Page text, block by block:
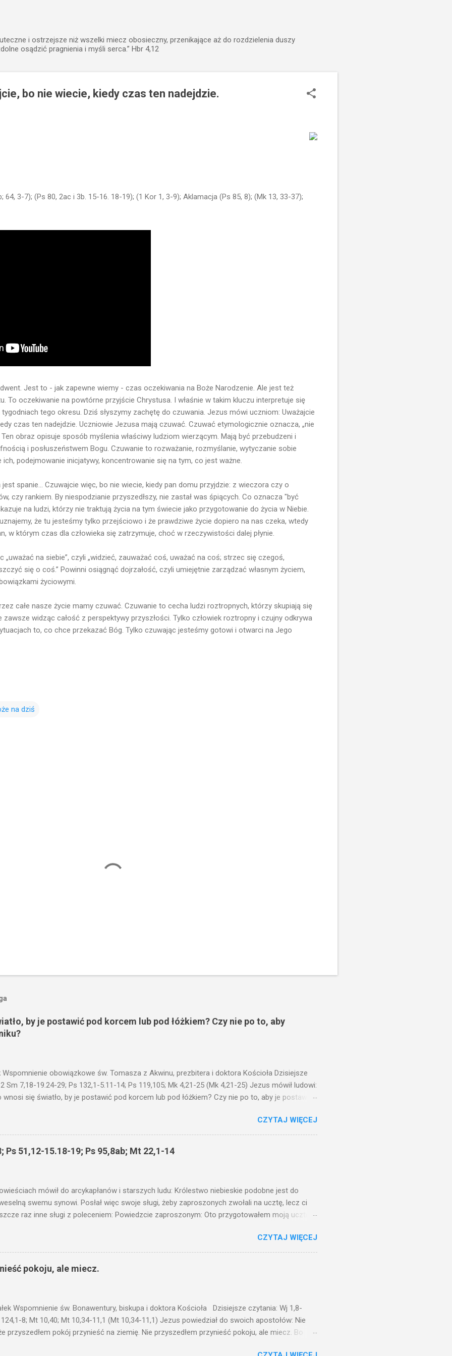
i ostrzejsze niż wszelki miecz obosieczny, przenikające aż do rozdzielenia duszy
osądzić pragnienia i myśli serca.” Hbr 4,12
bo nie wiecie, kiedy czas ten nadejdzie.
64, 3-7); (Ps 80, 2ac i 3b. 15-16. 18-19); (1 Kor 1, 3-9); Aklamacja (Ps 85, 8); (Mk 13, 33-37);
Jest to - jak zapewne wiemy - czas oczekiwania na Boże Narodzenie. Ale jest też
To oczekiwanie na powtórne przyjście Chrystusa. I właśnie w takim kluczu interpretuje się
tego okresu. Dziś słyszymy zachętę do czuwania. Jezus mówi uczniom: Uważajcie
czas ten nadejdzie. Uczniowie Jezusa mają czuwać. Czuwać etymologicznie oznacza, „nie
obraz opisuje sposób myślenia właściwy ludziom wierzącym. Mają być przebudzeni i
i posłuszeństwem Bogu. Czuwanie to rozważanie, rozmyślanie, wytyczanie sobie
podejmowanie inicjatywy, koncentrowanie się na tym, co jest ważne.
spanie... Czuwajcie więc, bo nie wiecie, kiedy pan domu przyjdzie: z wieczora czy o
czy rankiem. By niespodzianie przyszedłszy, nie zastał was śpiących. Co oznacza "być
na ludzi, którzy nie traktują życia na tym świecie jako przygotowanie do życia w Niebie.
że tu jesteśmy tylko przejściowo i że prawdziwe życie dopiero na nas czeka, wtedy
w którym czas dla człowieka się zatrzymuje, choć w rzeczywistości dalej płynie.
„uważać na siebie”, czyli „widzieć, zauważać coś, uważać na coś; strzec się czegoś,
się o coś.” Powinni osiągnąć dojrzałość, czyli umiejętnie zarządzać własnym życiem,
życiowymi.
całe nasze życie mamy czuwać. Czuwanie to cecha ludzi roztropnych, którzy skupiają się
widząc całość z perspektywy przyszłości. Tylko człowiek roztropny i czujny odkrywa
to, co chce przekazać Bóg. Tylko czuwając jesteśmy gotowi i otwarci na Jego
na dziś
by je postawić pod korcem lub pod łóżkiem? Czy nie po to, aby
Wspomnienie obowiązkowe św. Tomasza z Akwinu, prezbitera i doktora Kościoła Dzisiejsze
Sm 7,18-19.24-29; Ps 132,1-5.11-14; Ps 119,105; Mk 4,21-25 (Mk 4,21-25) Jezus mówił ludowi:
wnosi się światło, by je postawić pod korcem lub pod łóżkiem? Czy nie po to, aby je postawić
I mówił im: Uważajcie na to, czego słuchacie. Taką samą miarą, jaką wy mierzycie,
i jeszcze wam dołożą. Bo kto ma, temu będzie dane; a kto nie ma, pozbawią go i tego, co
fragmencie z Ewangelii Jezus kontynuuje przypowieści.... Czy po to wnosi się światło,
pod korcem lub pod łóżkiem? Czy nie po to, aby je postawić na świeczniku? Nie ma
CZYTAJ WIĘCEJ
Ps 51,12-15.18-19; Ps 95,8ab; Mt 22,1-14
mówił do arcykapłanów i starszych ludu: Królestwo niebieskie podobne jest do
swemu synowi. Posłał więc swoje sługi, żeby zaproszonych zwołali na ucztę, lecz ci
raz inne sługi z poleceniem: Powiedzcie zaproszonym: Oto przygotowałem moją ucztę:
a inni pochwycili jego sługi i znieważywszy [ich], pozabijali. Na to król uniósł się
i kazał wytracić owych zabójców, a miasto ich spalić. Wtedy rzekł swoim sługom: Uczta
nie byli jej godni. Idźcie więc na rozstajne drogi i zaproście na ucztę wszystkich,
wyszli na drogi i sprowadzili wszystkich, których napotkali: złych i dobrych. I sala zapełniła się
się pr...
CZYTAJ WIĘCEJ
pokoju, ale miecz.
Wspomnienie św. Bonawentury, biskupa i doktora Kościoła Dzisiejsze czytania: Wj 1,8-
124,1-8; Mt 10,40; Mt 10,34-11,1 (Mt 10,34-11,1) Jezus powiedział do swoich apostołów: Nie
przyszedłem pokój przynieść na ziemię. Nie przyszedłem przynieść pokoju, ale miecz. Bo